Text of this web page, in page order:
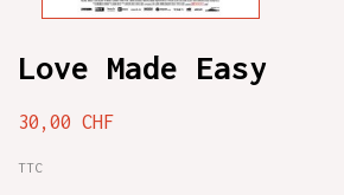
Love Made Easy
30,00 CHF
TTC